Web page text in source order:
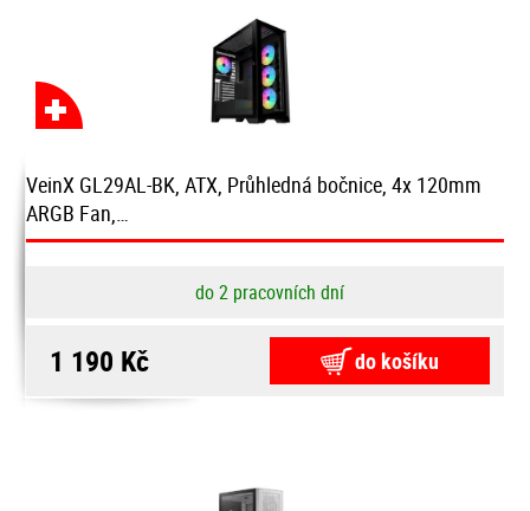
VeinX GL29AL-BK, ATX, Průhledná bočnice, 4x 120mm
ARGB Fan,…
do 2 pracovních dní
1 190 Kč do košíku